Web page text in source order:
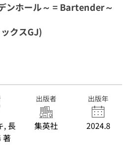
ンホール～ = Bartender～
クスGJ)
, 長
著
出版者
集英社
出版年
2024.8